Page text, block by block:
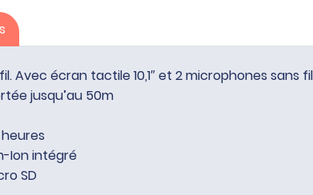
Avec écran tactile 10,1″ et 2 microphones sans
jusqu’au 50m
Ion intégré
SD